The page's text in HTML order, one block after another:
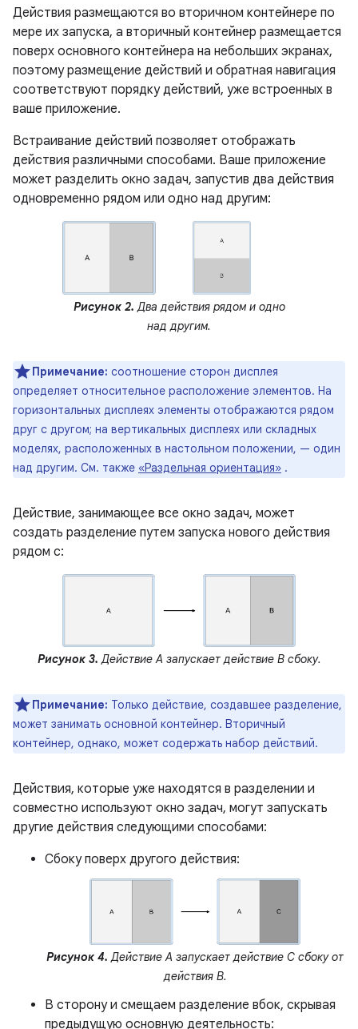
Действия размещаются во вторичном контейнере по
мере их запуска, а вторичный контейнер размещается
поверх основного контейнера на небольших экранах,
поэтому размещение действий и обратная навигация
соответствуют порядку действий, уже встроенных в
ваше приложение.
Встраивание действий позволяет отображать
действия различными способами. Ваше приложение
может разделить окно задач, запустив два действия
одновременно рядом или одно над другим:
Рисунок 2. Два действия рядом и одно
над другим.
Примечание: соотношение сторон дисплея
определяет относительное расположение элементов. На
горизонтальных дисплеях элементы отображаются рядом
друг с другом; на вертикальных дисплеях или складных
моделях, расположенных в настольном положении, — один
над другим. См. также «Раздельная ориентация» .
Действие, занимающее все окно задач, может
создать разделение путем запуска нового действия
рядом с:
Рисунок 3. Действие A запускает действие B сбоку.
Примечание: Только действие, создавшее разделение,
может занимать основной контейнер. Вторичный
контейнер, однако, может содержать набор действий.
Действия, которые уже находятся в разделении и
совместно используют окно задач, могут запускать
другие действия следующими способами:
Сбоку поверх другого действия:
Рисунок 4. Действие A запускает действие C сбоку от
действия B.
В сторону и смещаем разделение вбок, скрывая
предыдущую основную деятельность: